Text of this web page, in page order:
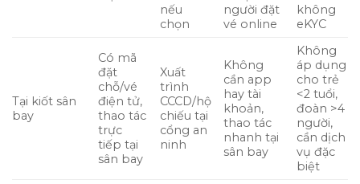
nếu
chọn
người đặt
vé online
không
eKYC
Tại kiốt sân
bay
Có mã
đặt
chỗ/vé
điện tử,
thao tác
trực
tiếp tại
sân bay
Xuất
trình
CCCD/hộ
chiếu tại
cổng an
ninh
Không
cần app
hay tài
khoản,
thao tác
nhanh tại
sân bay
Không
áp dụng
cho trẻ
<2 tuổi,
đoàn >4
người,
cần dịch
vụ đặc
biệt